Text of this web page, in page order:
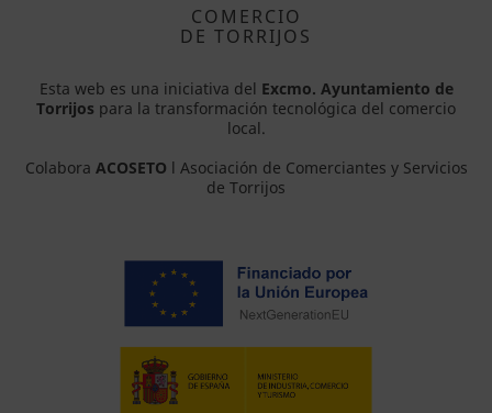
COMERCIO
DE TORRIJOS
Esta web es una iniciativa del Excmo. Ayuntamiento de
Torrijos para la transformación tecnológica del comercio
local.
Colabora ACOSETO l Asociación de Comerciantes y Servicios
de Torrijos